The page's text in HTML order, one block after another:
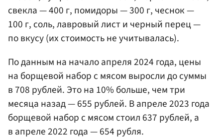
свекла — 400 г, помидоры — 300 г, чеснок —
100 г, соль, лавровый лист и черный перец —
по вкусу (их стоимость не учитывалась).
По данным на начало апреля 2024 года, цены
на борщевой набор с мясом выросли до суммы
в 708 рублей. Это на 10% больше, чем три
месяца назад — 655 рублей. В апреле 2023 года
борщевой набор с мясом стоил 637 рублей, а
в апреле 2022 года — 654 рубля.